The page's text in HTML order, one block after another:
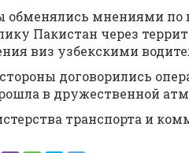
обменялись мнениями по
Пакистан через
виз узбекскими
договорились
в дружественной
транспорта и